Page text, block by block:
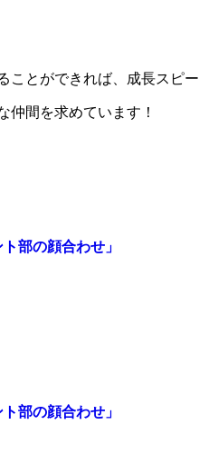
とができれば、成長スピ
仲間を求めています！
部の顔合わせ」
部の顔合わせ」